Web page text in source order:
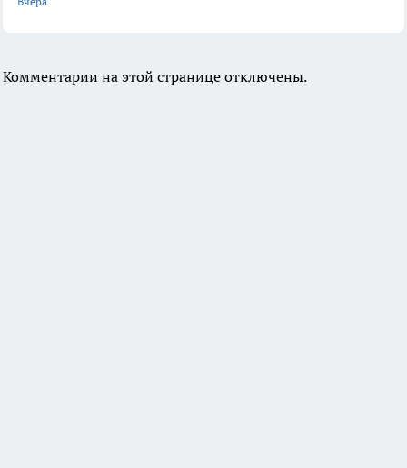
Комментарии на этой странице отключены.